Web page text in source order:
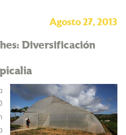
Agosto 27, 2013
Diversificación